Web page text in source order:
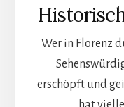
Wer in Florenz
erschöpft und